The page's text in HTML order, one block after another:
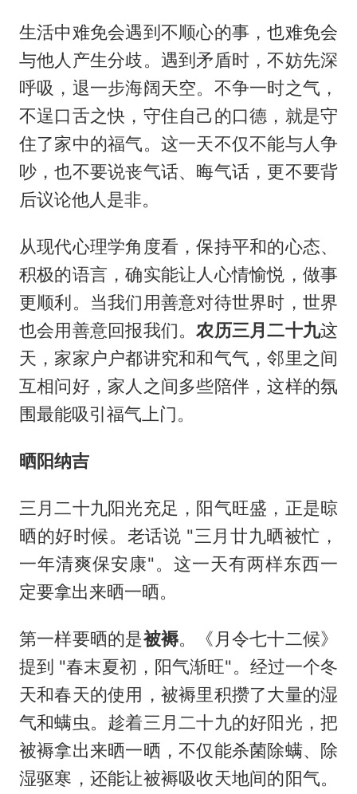
生活中难免会遇到不顺心的事，也难免会
与他人产生分歧。遇到矛盾时，不妨先深
呼吸，退一步海阔天空。不争一时之气，
不逞口舌之快，守住自己的口德，就是守
住了家中的福气。这一天不仅不能与人争
吵，也不要说丧气话、晦气话，更不要背
后议论他人是非。
从现代心理学角度看，保持平和的心态、
积极的语言，确实能让人心情愉悦，做事
更顺利。当我们用善意对待世界时，世界
也会用善意回报我们。农历三月二十九这
天，家家户户都讲究和和气气，邻里之间
互相问好，家人之间多些陪伴，这样的氛
围最能吸引福气上门。
晒阳纳吉
三月二十九阳光充足，阳气旺盛，正是晾
晒的好时候。老话说 "三月廿九晒被忙，
一年清爽保安康"。这一天有两样东西一
定要拿出来晒一晒。
第一样要晒的是被褥。《月令七十二候》
提到 "春末夏初，阳气渐旺"。经过一个冬
天和春天的使用，被褥里积攒了大量的湿
气和螨虫。趁着三月二十九的好阳光，把
被褥拿出来晒一晒，不仅能杀菌除螨、除
湿驱寒，还能让被褥吸收天地间的阳气。